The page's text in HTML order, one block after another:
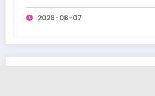
2026-08-07